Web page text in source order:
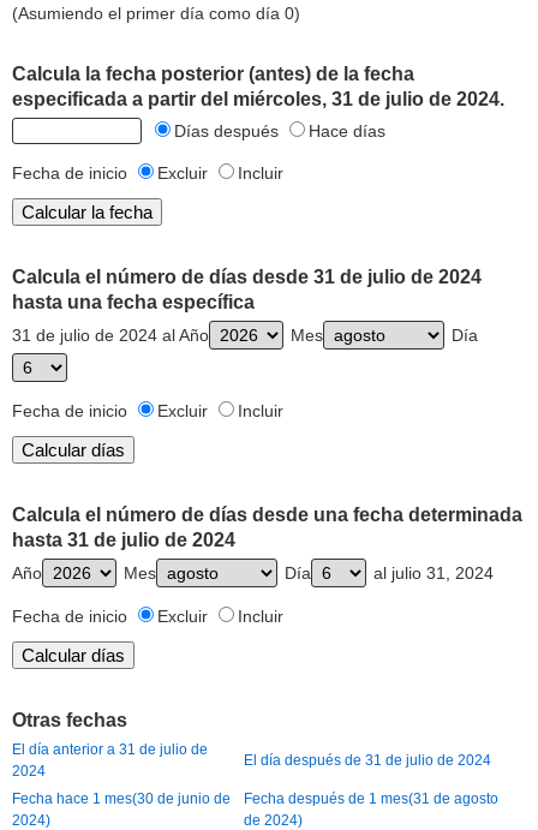
(Asumiendo el primer día como día 0)
Calcula la fecha posterior (antes) de la fecha
especificada a partir del miércoles, 31 de julio de 2024.
Días después Hace días
Fecha de inicio Excluir Incluir
Calcula el número de días desde 31 de julio de 2024
hasta una fecha específica
31 de julio de 2024 al Año Mes Día
Fecha de inicio Excluir Incluir
Calcula el número de días desde una fecha determinada
hasta 31 de julio de 2024
Año Mes Día al julio 31, 2024
Fecha de inicio Excluir Incluir
Otras fechas
El día anterior a 31 de julio de
2024
El día después de 31 de julio de 2024
Fecha hace 1 mes(30 de junio de
2024)
Fecha después de 1 mes(31 de agosto
de 2024)